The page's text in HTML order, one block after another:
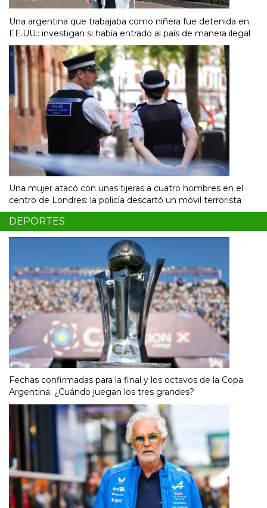
Una argentina que trabajaba como niñera fue detenida en
EE.UU.: investigan si había entrado al país de manera ilegal
Una mujer atacó con unas tijeras a cuatro hombres en el
centro de Londres: la policía descartó un móvil terrorista
DEPORTES
Fechas confirmadas para la final y los octavos de la Copa
Argentina: ¿Cuándo juegan los tres grandes?